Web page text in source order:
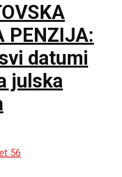
PENZIJA:
datumi
julska
56